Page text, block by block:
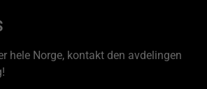
hele Norge, kontakt den avdelingen